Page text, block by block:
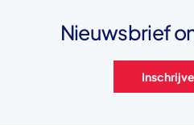
Nieuwsbrief